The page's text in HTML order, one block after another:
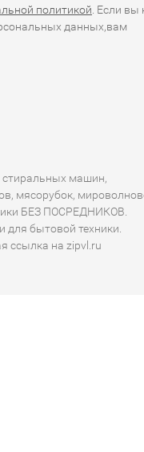
политикой . Если вы
данных,вам
стиральных машин,
мясорубок,
БЕЗ ПОСРЕДНИКОВ.
для бытовой техники.
ссылка на zipvl.ru